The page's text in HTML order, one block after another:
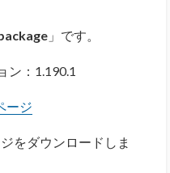
」です。
ン：1.190.1
ージ
をダウンロードしま